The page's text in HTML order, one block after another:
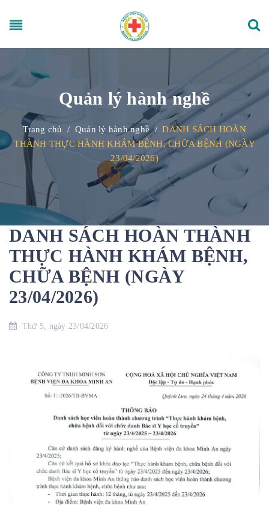
Quản lý hành nghề
Trang chủ / Quản lý hành nghề / DANH SÁCH HOÀN
THÀNH THỰC HÀNH KHÁM BỆNH, CHỮA BỆNH (NGÀY
23/04/2026)
DANH SÁCH HOÀN THÀNH
THỰC HÀNH KHÁM BỆNH,
CHỮA BỆNH (NGÀY
23/04/2026)
Thứ 5, ngày 23/04/2026